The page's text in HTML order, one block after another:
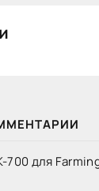
700 для